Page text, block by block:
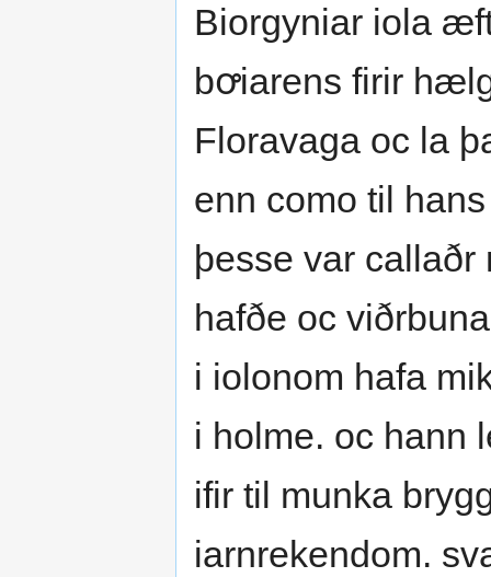
Biorgyniar iola
bꝍiarens firir
Floravaga oc la
enn como til
þesse var
hafðe oc
i iolonom hafa
i holme. oc hann
ifir til munka
iarnrekendom.